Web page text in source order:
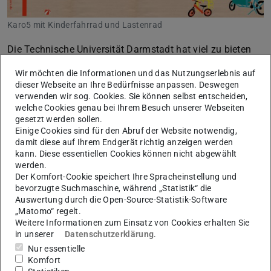
Karo5 mit Kinderfahrrad und Lastenrad
Die Technische Universität Darmstadt hat viel zu bieten
prüfungsrechtliche Bestimmungen für Schwangere und
Studierende mit Kind
infrastrukturelle Einrichtungen wie Eltern-Kind-Räume,
Still- und Wickelmöglichkeiten
Kinderbetreuung
finanzielle Unterstützung
Beratungsstellen
All das und noch viel mehr Informationen finden Sie in
unserem
Moodle-Kurs „Studieren mit Kind
(StumiK)“.
Wir möchten die Informationen und das Nutzungserlebnis auf
dieser Webseite an Ihre Bedürfnisse anpassen. Deswegen
verwenden wir sog. Cookies. Sie können selbst entscheiden,
welche Cookies genau bei Ihrem Besuch unserer Webseiten
gesetzt werden sollen.
Einige Cookies sind für den Abruf der Website notwendig,
damit diese auf Ihrem Endgerät richtig anzeigen werden
kann. Diese essentiellen Cookies können nicht abgewählt
werden.
Der Komfort-Cookie speichert Ihre Spracheinstellung und
bevorzugte Suchmaschine, während „Statistik“ die
Auswertung durch die Open-Source-Statistik-Software
„Matomo“ regelt.
Weitere Informationen zum Einsatz von Cookies erhalten Sie
in unserer
Datenschutzerklärung.
Nur essentielle
Komfort